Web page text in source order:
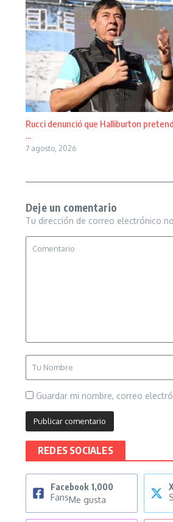
Rucci denunció que Halliburton
...
7 agosto, 2026
Deje un comentario
Tu dirección de correo electrónico
Guardar mi nombre, correo
REDES SOCIALES
Facebook 1,000
FansMe gusta